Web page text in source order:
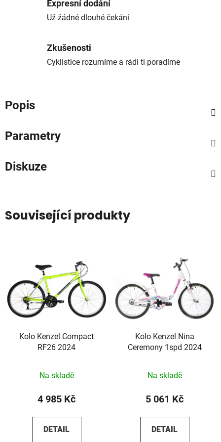
Expresní dodání
Už žádné dlouhé čekání
Zkušenosti
Cyklistice rozumíme a rádi ti poradíme
Popis
Parametry
Diskuze
Související produkty
Kolo Kenzel Compact
RF26 2024
Na skladě
4 985 Kč
DETAIL
Kolo Kenzel Nina
Ceremony 1spd 2024
Na skladě
5 061 Kč
DETAIL